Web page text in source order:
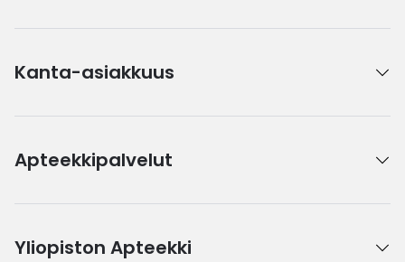
Kanta-asiakkuus
Apteekkipalvelut
Yliopiston Apteekki